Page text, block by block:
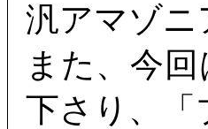
汎アマゾニ
また、今
下さり、「